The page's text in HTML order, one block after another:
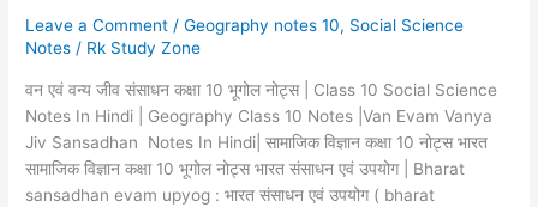
Leave a Comment /Geography notes 10, Social Science
Notes / Rk Study Zone
वन एवं वन्य जीव संसाधन कक्षा 10 भूगोल नोट्स | Class 10 Social Science
Notes In Hindi | Geography Class 10 Notes |Van Evam Vanya
Jiv Sansadhan Notes In Hindi| सामाजिक विज्ञान कक्षा 10 नोट्स भारत
सामाजिक विज्ञान कक्षा 10 भूगोल नोट्स भारत संसाधन एवं उपयोग | Bharat
sansadhan evam upyog : भारत संसाधन एवं उपयोग ( bharat
Class
Notes
|
Van
Evam
Vanya